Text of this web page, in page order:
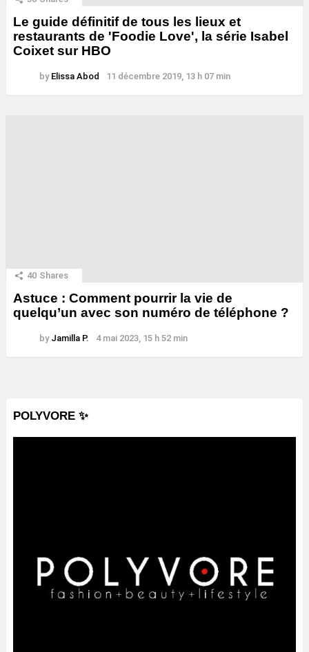
Le guide définitif de tous les lieux et
restaurants de 'Foodie Love', la série Isabel
Coixet sur HBO
by Elissa Abod 11 décembre 2019, 13 h 07 min
40 Shares
Astuce : Comment pourrir la vie de
quelqu’un avec son numéro de téléphone ?
by Jamilla P. 4 mai 2023, 15 h 52 min
POLYVORE ✨